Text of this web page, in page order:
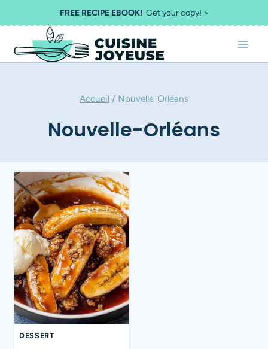
au
contenu
FREE RECIPE EBOOK!Get your copy! >
Accueil / Nouvelle-Orléans
Nouvelle-Orléans
DESSERT